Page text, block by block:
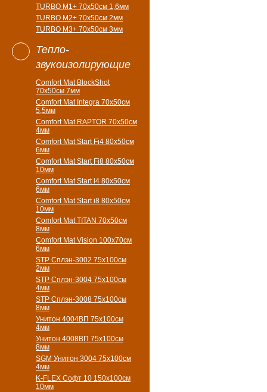
TURBO M1+ 70х50см 1,6мм
TURBO M2+ 70х50см 2мм
TURBO M3+ 70х50см 3мм
Тепло-
звукоизолирующие
Comfort Mat BlockShot
70х50см 7мм
Comfort Mat Integra 70х50см
5,5мм
Comfort Mat RAPTOR 70х50см
4мм
Comfort Mat Start Fi4 80х50см
6мм
Comfort Mat Start Fi8 80х50см
10мм
Comfort Mat Start i4 80х50см
6мм
Comfort Mat Start i8 80х50см
10мм
Comfort Mat TITAN 70х50см
8мм
Comfort Mat Vision 100х70см
6мм
STP Сплэн-3002 75х100см
2мм
STP Сплэн-3004 75х100см
4мм
STP Сплэн-3008 75х100см
8мм
Унитон 4004ВП 75х100см
4мм
Унитон 4008ВП 75х100см
8мм
SGM Унитон 3004 75х100см
4мм
K-FLEX Софт 10 150х100см
10мм